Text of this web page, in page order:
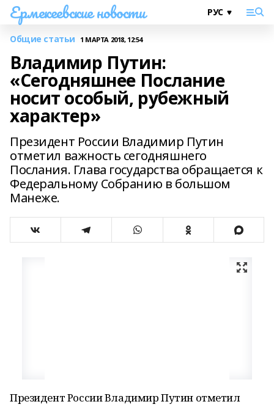
Ермекеевские новости
Общие статьи 1 МАРТА 2018, 12:54
Владимир Путин:
«Сегодняшнее Послание
носит особый, рубежный
характер»
Президент России Владимир Путин
отметил важность сегодняшнего
Послания. Глава государства обращается к
Федеральному Собранию в большом
Манеже.
Президент России Владимир Путин отметил